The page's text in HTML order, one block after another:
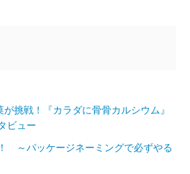
挑戦！『カラダに骨骨カルシウム』
ビュー
～パッケージネーミングで必ずやる